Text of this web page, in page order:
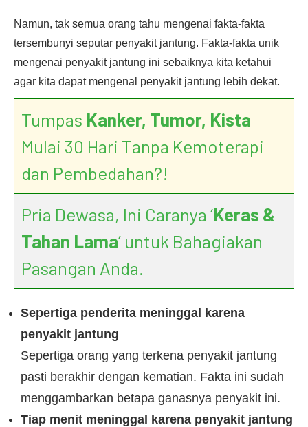
Namun, tak semua orang tahu mengenai fakta-fakta
tersembunyi seputar penyakit jantung. Fakta-fakta unik
mengenai penyakit jantung ini sebaiknya kita ketahui
agar kita dapat mengenal penyakit jantung lebih dekat.
Tumpas Kanker, Tumor, Kista
Mulai 30 Hari Tanpa Kemoterapi
dan Pembedahan?!
Pria Dewasa, Ini Caranya ‘Keras &
Tahan Lama’ untuk Bahagiakan
Pasangan Anda.
Sepertiga penderita meninggal karena
penyakit jantung
Sepertiga orang yang terkena penyakit jantung
pasti berakhir dengan kematian. Fakta ini sudah
menggambarkan betapa ganasnya penyakit ini.
Tiap menit meninggal karena penyakit jantung